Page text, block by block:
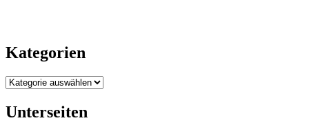
Kategorien
Kategorien
Unterseiten